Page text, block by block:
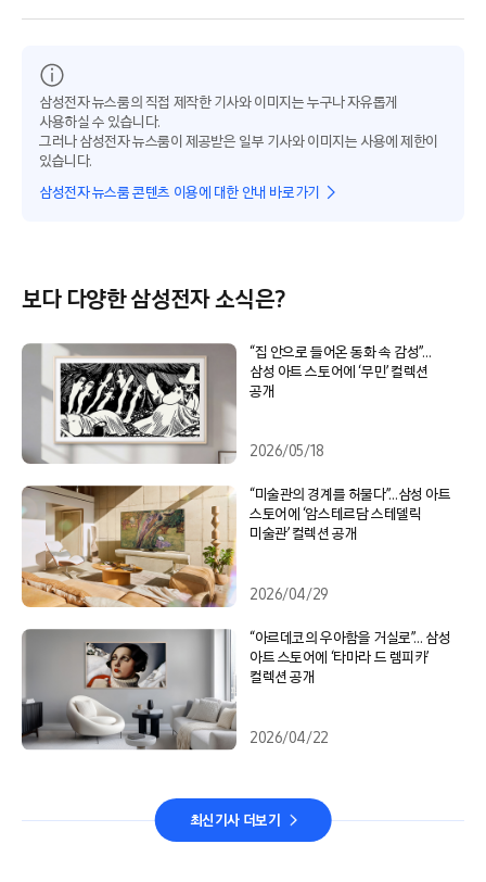
삼성전자 뉴스룸의 직접 제작한 기사와 이미지는 누구나 자유롭게
사용하실 수 있습니다.
그러나 삼성전자 뉴스룸이 제공받은 일부 기사와 이미지는 사용에 제한이
있습니다.
삼성전자 뉴스룸 콘텐츠 이용에 대한 안내 바로가기
보다 다양한 삼성전자 소식은?
“집 안으로 들어온 동화 속 감성”…
삼성 아트 스토어에 ‘무민’ 컬렉션
공개
2026/05/18
“미술관의 경계를 허물다”…삼성 아트
스토어에 ‘암스테르담 스테델릭
미술관’ 컬렉션 공개
2026/04/29
“아르데코의 우아함을 거실로”… 삼성
아트 스토어에 ‘타마라 드 렘피카’
컬렉션 공개
2026/04/22
최신기사 더보기